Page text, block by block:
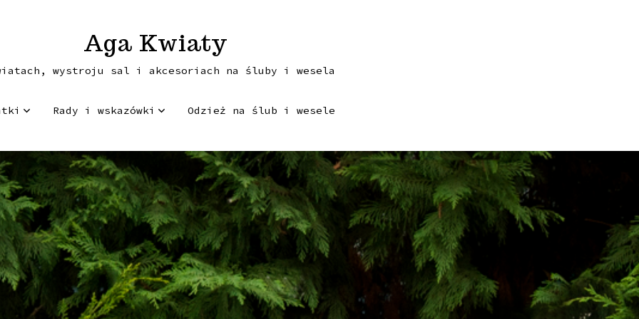
Aga Kwiaty
wystroju sal i akcesoriach na śluby i wesela
Rady i wskazówki Odzież na ślub i wesele